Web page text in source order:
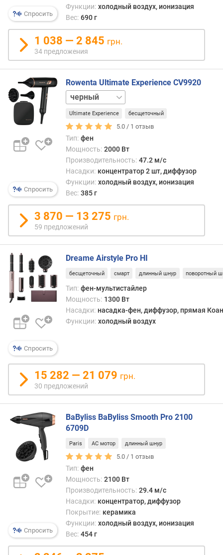
т
о
(
)
р
о
в
е
у
(
Б
ш
р
н
а
л
а
т
(
м
)
д
л
л
а
Спросить
Функции: холодный воздух, ионизация
Вес: 690 г
1 038 — 2 845 грн.
34 предложения
Спросить
Rowenta Ultimate Experience CV9920
белый
Ultimate Experience бесщеточный
5.0 / 1 отзыв
Тип: фен
Мощность: 2000 Вт
Производительность: 47.2 м/с
Насадки: концентратор 2 шт, диффузор
Функции: холодный воздух, ионизация
Вес: 385 г
3 870 — 13 275 грн.
59 предложений
Спросить
Dreame Airstyle Pro HI
бесщеточный смарт длинный шнур поворотный
Тип: фен-мультистайлер
Мощность: 1300 Вт
Насадки: насадка-фен, диффузор, прямая
Функции: холодный воздух
15 282 — 21 079 грн.
30 предложений
Спросить
BaByliss BaByliss Smooth Pro 2100
6709D
Paris AC мотор длинный шнур
5.0 / 1 отзыв
Тип: фен
Мощность: 2100 Вт
Производительность: 29.4 м/с
Насадки: концентратор, диффузор
Покрытие: керамика
Функции: холодный воздух, ионизация
Вес: 454 г